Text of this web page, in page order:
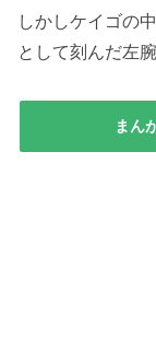
しかしケイゴの
として刻んだ左
まん